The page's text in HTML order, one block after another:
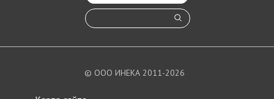
© ООО ИНЕКА 2011-2026